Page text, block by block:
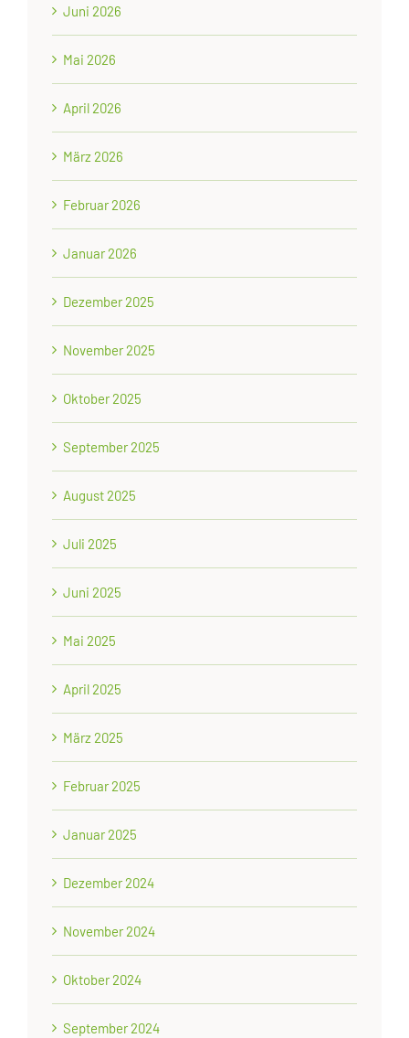
Juni 2026
Mai 2026
April 2026
März 2026
Februar 2026
Januar 2026
Dezember 2025
November 2025
Oktober 2025
September 2025
August 2025
Juli 2025
Juni 2025
Mai 2025
April 2025
März 2025
Februar 2025
Januar 2025
Dezember 2024
November 2024
Oktober 2024
September 2024